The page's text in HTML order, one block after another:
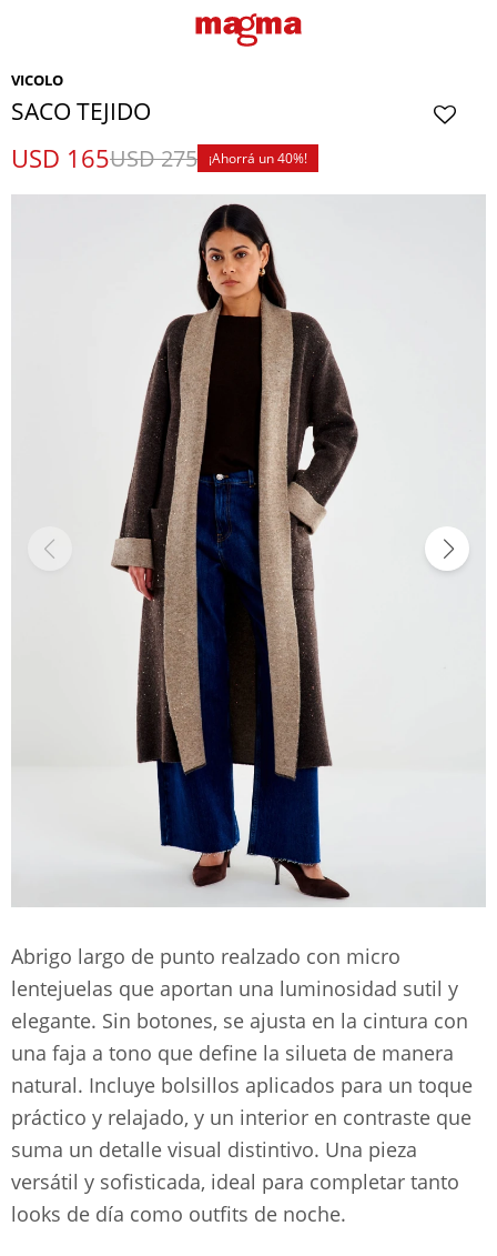
VICOLO
SACO TEJIDO
USD 165USD275 40
Abrigo largo de punto realzado con micro
lentejuelas que aportan una luminosidad sutil y
elegante. Sin botones, se ajusta en la cintura con
una faja a tono que define la silueta de manera
natural. Incluye bolsillos aplicados para un toque
práctico y relajado, y un interior en contraste que
suma un detalle visual distintivo. Una pieza
versátil y sofisticada, ideal para completar tanto
looks de día como outfits de noche.